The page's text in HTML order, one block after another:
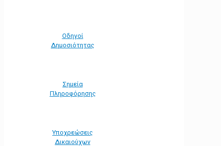
Οδηγοί
Δημοσιότητας
Σημεία
Πληροφόρησης
Υποχρεώσεις
Δικαιούχων